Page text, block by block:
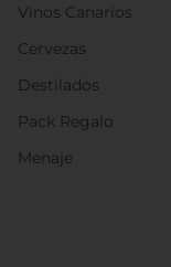
Vinos Canarios
Cervezas
Destilados
Pack Regalo
Menaje